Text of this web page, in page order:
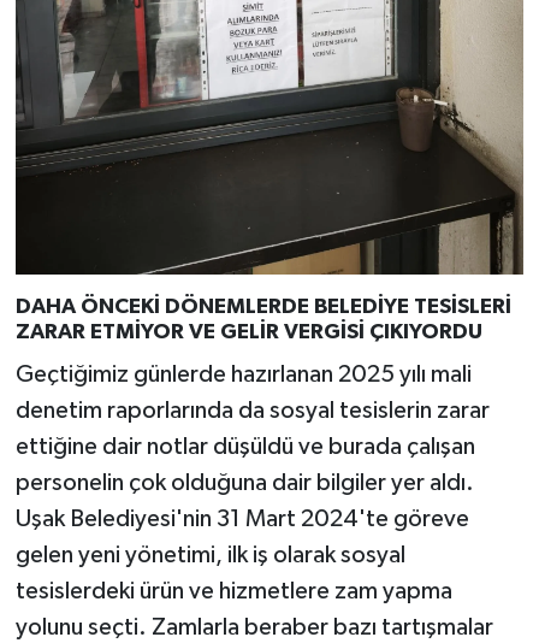
DAHA ÖNCEKİ DÖNEMLERDE BELEDİYE TESİSLERİ
ZARAR ETMİYOR VE GELİR VERGİSİ ÇIKIYORDU
Geçtiğimiz günlerde hazırlanan 2025 yılı mali
denetim raporlarında da sosyal tesislerin zarar
ettiğine dair notlar düşüldü ve burada çalışan
personelin çok olduğuna dair bilgiler yer aldı.
Uşak Belediyesi'nin 31 Mart 2024'te göreve
gelen yeni yönetimi, ilk iş olarak sosyal
tesislerdeki ürün ve hizmetlere zam yapma
yolunu seçti. Zamlarla beraber bazı tartışmalar